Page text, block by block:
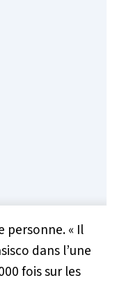
personne. « Il
dans l’une
fois sur les